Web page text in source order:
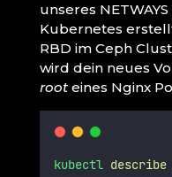
unseres
Kubernetes
RBD im Ceph
wird dein neues
rooteines Nginx
kubectl describe